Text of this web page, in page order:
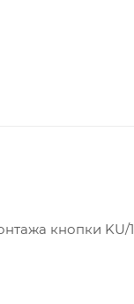
кнопки KU/1